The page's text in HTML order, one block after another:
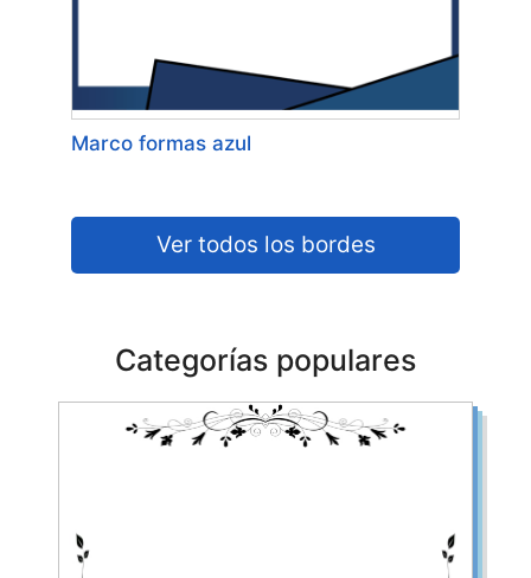
Marco formas azul
Ver todos los bordes
Categorías populares